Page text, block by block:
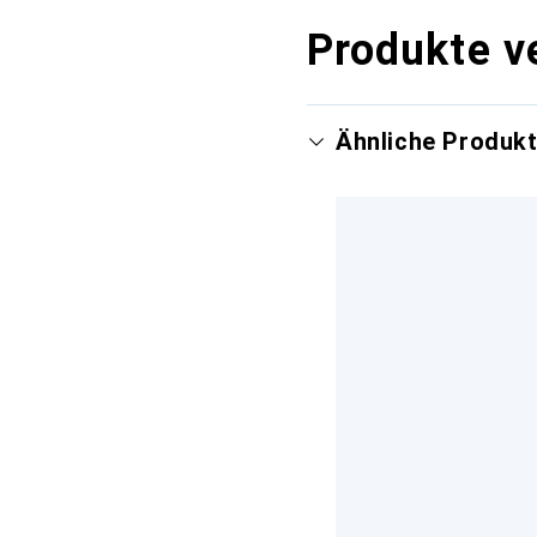
Produkte
Ähnliche